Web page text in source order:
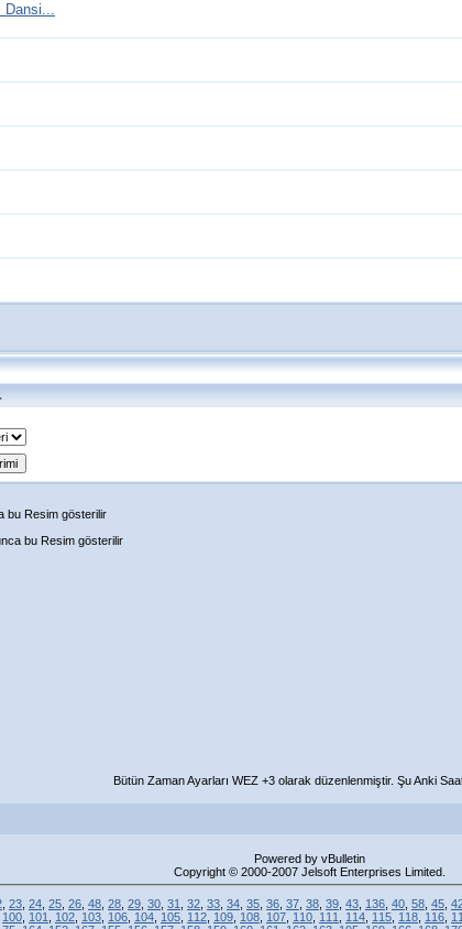
Dansi...
bu Resim gösterilir
bu Resim gösterilir
Bütün Zaman Ayarları WEZ +3 olarak düzenlenmiştir. Şu Anki
Powered by vBulletin
Copyright © 2000-2007 Jelsoft Enterprises Limited.
23 24 25 26 48 28 29 30 31 32 33 34 35 36 37 38 39 43 136 40 58 45
100 101 102 103 106 104 105 112 109 108 107 110 111 114 115 118 116